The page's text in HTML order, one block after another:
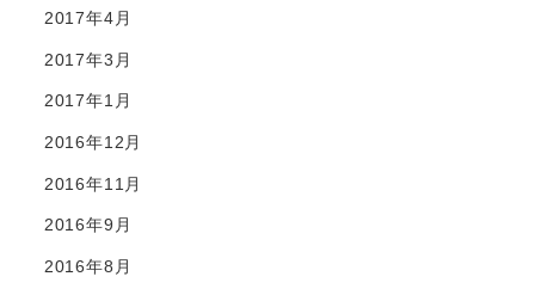
2017年4月
2017年3月
2017年1月
2016年12月
2016年11月
2016年9月
2016年8月